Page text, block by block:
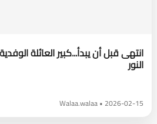
انتهى قبل أن يبدأ...كبير العائلة
النور
2026-02-15 • Walaa.walaa